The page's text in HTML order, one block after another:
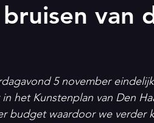
van
5 november
het Kunstenplan van Den
budget waardoor we verder